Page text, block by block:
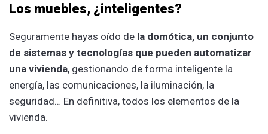
Los muebles, ¿inteligentes?
Seguramente hayas oído de la domótica, un conjunto
de sistemas y tecnologías que pueden automatizar
una vivienda, gestionando de forma inteligente la
energía, las comunicaciones, la iluminación, la
seguridad… En definitiva, todos los elementos de la
vivienda.